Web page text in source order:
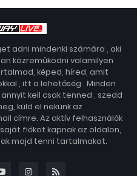
adni mindenki számára , aki
közreműködni valamilyen
képed, híred, amit
, itt a lehetőség . Minden
kell csak tenned , szedd
küld el nekünk az
címre. Az aktív felhasználók
fiókot kapnak az oldalon,
majd tenni tartalmakat.